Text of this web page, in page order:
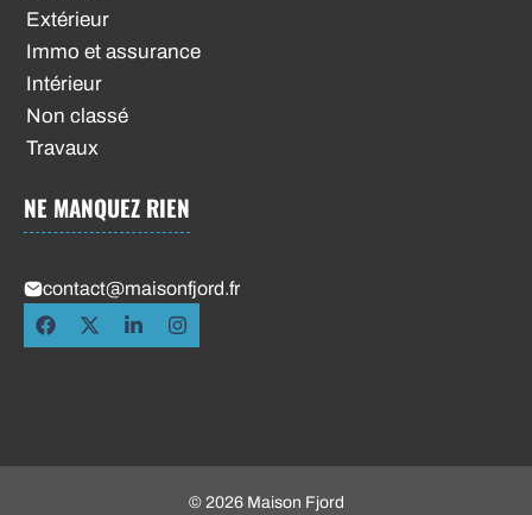
Extérieur
Immo et assurance
Intérieur
Non classé
Travaux
NE MANQUEZ RIEN
contact@maisonfjord.fr
© 2026 Maison Fjord